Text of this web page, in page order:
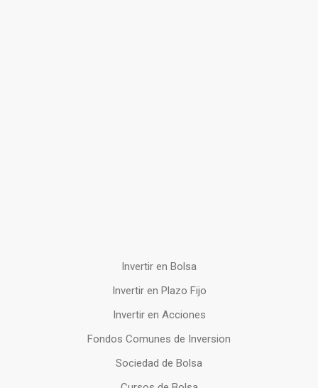
Invertir en Bolsa
Invertir en Plazo Fijo
Invertir en Acciones
Fondos Comunes de Inversion
Sociedad de Bolsa